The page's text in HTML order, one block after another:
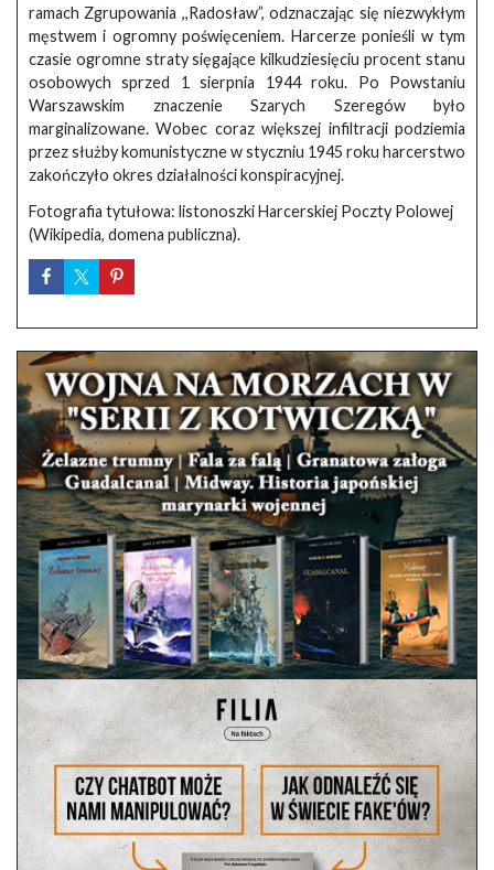
ramach Zgrupowania ,,Radosław”, odznaczając się niezwykłym
męstwem i ogromny poświęceniem. Harcerze ponieśli w tym
czasie ogromne straty sięgające kilkudziesięciu procent stanu
osobowych sprzed 1 sierpnia 1944 roku. Po Powstaniu
Warszawskim znaczenie Szarych Szeregów było
marginalizowane. Wobec coraz większej infiltracji podziemia
przez służby komunistyczne w styczniu 1945 roku harcerstwo
zakończyło okres działalności konspiracyjnej.
Fotografia tytułowa: listonoszki Harcerskiej Poczty Polowej
(Wikipedia, domena publiczna).